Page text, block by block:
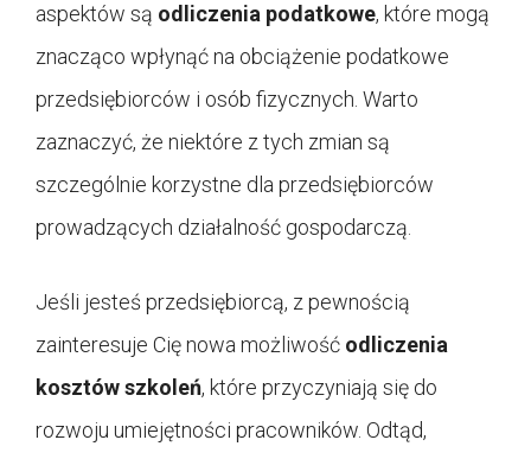
aspektów są odliczenia podatkowe, które mogą
znacząco wpłynąć na obciążenie podatkowe
przedsiębiorców i osób fizycznych. Warto
zaznaczyć, że niektóre z tych zmian są
szczególnie korzystne dla przedsiębiorców
prowadzących działalność gospodarczą.
Jeśli jesteś przedsiębiorcą, z pewnością
zainteresuje Cię nowa możliwość odliczenia
kosztów szkoleń, które przyczyniają się do
rozwoju umiejętności pracowników. Odtąd,